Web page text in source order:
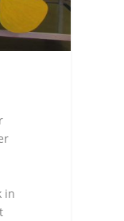
in